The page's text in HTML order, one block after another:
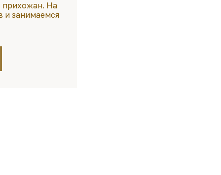
прихожан. На
и занимаемся